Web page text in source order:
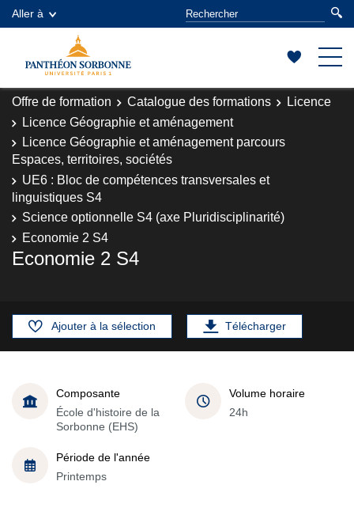
Aller à
Offre de formation Catalogue des formations
Licence
Licence Géographie et aménagement
Licence Géographie et aménagement parcours
Espaces, territoires, sociétés
UE6 : Bloc de compétences transversales et
linguistiques S4
Science optionnelle S4 (axe Pluridisciplinarité)
Economie 2 S4
Economie 2 S4
Ajouter à la sélection Télécharger
Composante
École d'histoire de la
Sorbonne (EHS)
Volume horaire
24h
Période de l'année
Printemps